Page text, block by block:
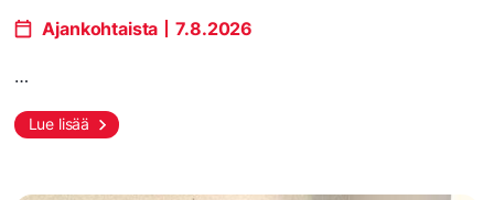
Ajankohtaista 7.8.2026
…
Lue lisää